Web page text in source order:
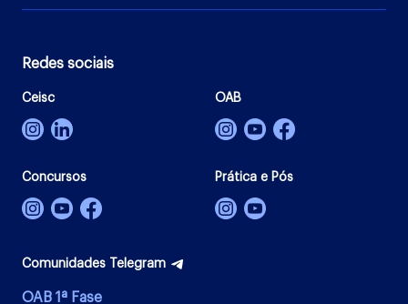
Redes sociais
Ceisc OAB
Concursos Prática e Pós
Comunidades Telegram
OAB 1ª Fase